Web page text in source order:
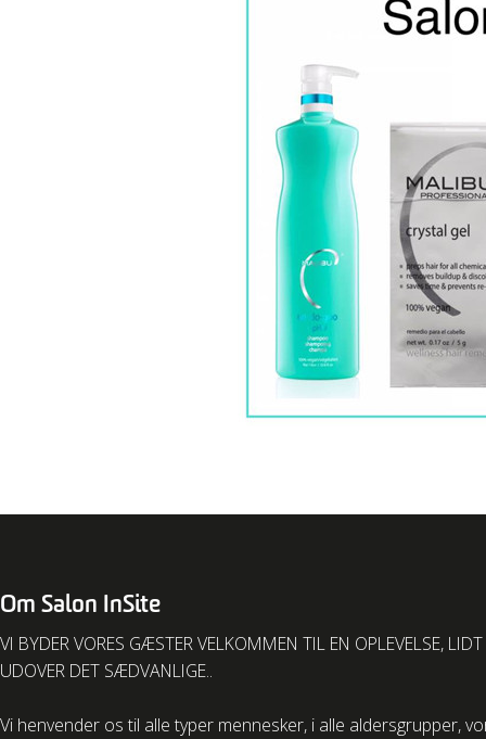
Om Salon InSite
VI BYDER VORES GÆSTER VELKOMMEN TIL EN OPLEVELSE, LIDT
UDOVER DET SÆDVANLIGE..
Vi henvender os til alle typer mennesker, i alle aldersgrupper,